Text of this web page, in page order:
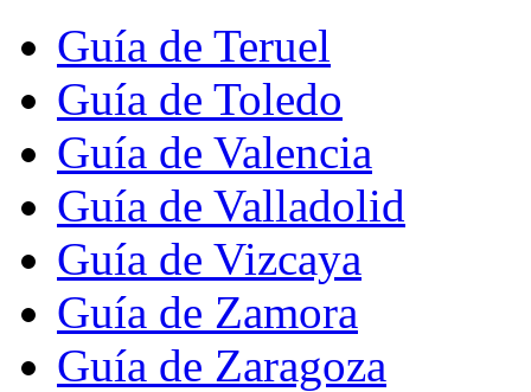
Guía de Teruel
Guía de Toledo
Guía de Valencia
Guía de Valladolid
Guía de Vizcaya
Guía de Zamora
Guía de Zaragoza